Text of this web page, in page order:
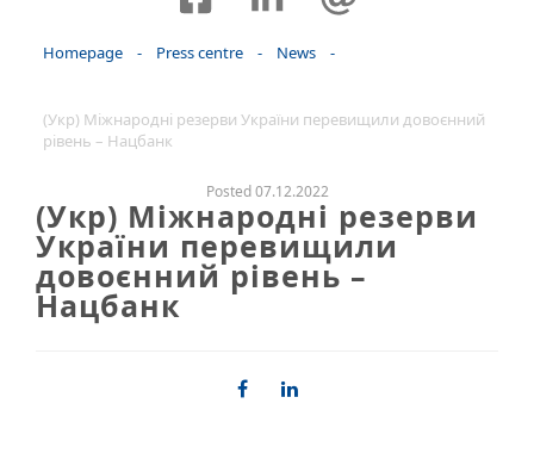
Homepage - Press centre - News -
(Укр) Міжнародні резерви України перевищили довоєнний
рівень – Нацбанк
Posted 07.12.2022
(Укр) Міжнародні резерви
України перевищили
довоєнний рівень –
Нацбанк